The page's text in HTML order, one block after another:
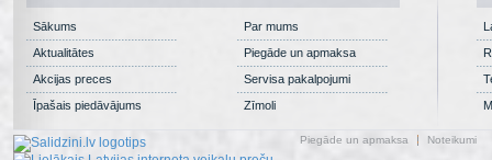
Sākums
Aktualitātes
Akcijas preces
Īpašais piedāvājums
Par mums
Piegāde un apmaksa
Servisa pakalpojumi
Zīmoli
Piegāde un apmaksa Noteikumi